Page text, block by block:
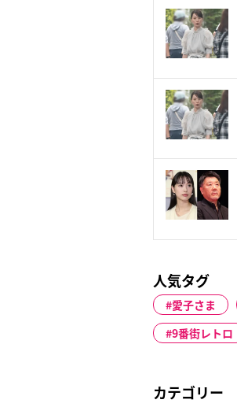
人気タグ
愛子さま
9番街レトロ
カテゴリー